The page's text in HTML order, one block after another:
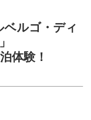
ベルゴ・ディ
体験！